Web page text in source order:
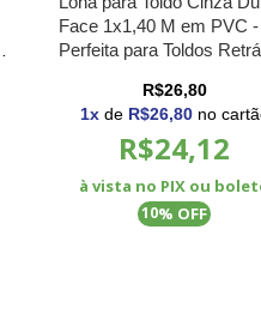
Face 1x1,40 M em PVC -
Perfeita para Toldos
R$26,80
1xde R$26,80no
R$24,12
à vista no PIX ou
10% OFF